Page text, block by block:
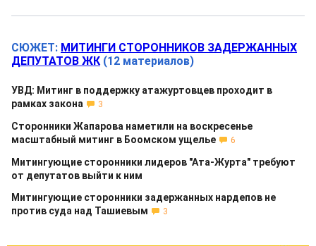
СЮЖЕТ: МИТИНГИ СТОРОННИКОВ ЗАДЕРЖАННЫХ
ДЕПУТАТОВ ЖК (12 материалов)
УВД: Митинг в поддержку атажуртовцев проходит в
рамках закона
3
Сторонники Жапарова наметили на воскресенье
масштабный митинг в Боомском ущелье
6
Митингующие сторонники лидеров "Ата-Журта" требуют
от депутатов выйти к ним
Митингующие сторонники задержанных нардепов не
против суда над Ташиевым
3